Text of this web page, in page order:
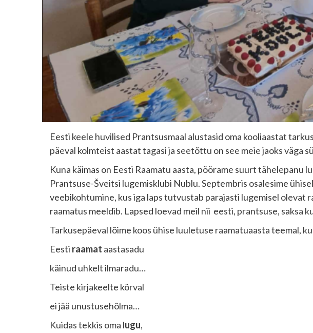
Eesti keele huvilised Prantsusmaal alustasid oma kooliaastat
päeval kolmteist aastat tagasi ja seetõttu on see meie jaoks väga
Kuna käimas on Eesti Raamatu aasta, pöörame suurt tähelepanu
Prantsuse-Šveitsi lugemisklubi Nublu. Septembris osalesime
veebikohtumine, kus iga laps tutvustab parajasti lugemisel
raamatus meeldib. Lapsed loevad meil nii eesti, prantsuse, saksa
Tarkusepäeval lõime koos ühise luuletuse raamatuaasta teemal,
Eesti raamat aastasadu
käinud uhkelt ilmaradu…
Teiste kirjakeelte kõrval
ei jää unustusehõlma…
Kuidas tekkis oma lugu,